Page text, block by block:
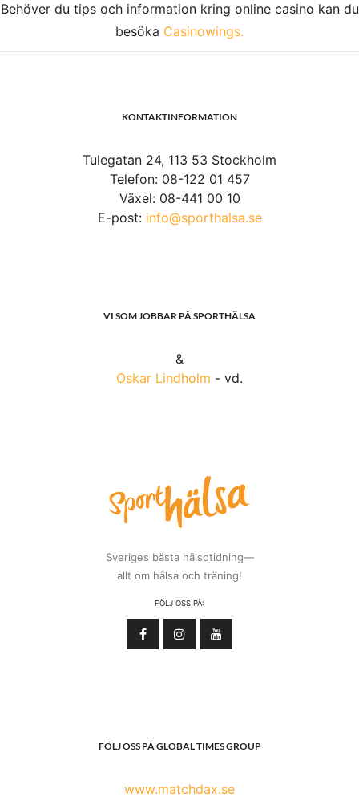
Behöver du tips och information kring online casino kan du
besöka Casinowings.
KONTAKTINFORMATION
Tulegatan 24, 113 53 Stockholm
Telefon: 08-122 01 457
Växel: 08-441 00 10
E-post: info@sporthalsa.se
VI SOM JOBBAR PÅ SPORTHÄLSA
&
Oskar Lindholm - vd.
Sveriges bästa hälsotidning—
allt om hälsa och träning!
FÖLJ OSS PÅ:
FÖLJ OSS PÅ GLOBAL TIMES GROUP
www.matchdax.se